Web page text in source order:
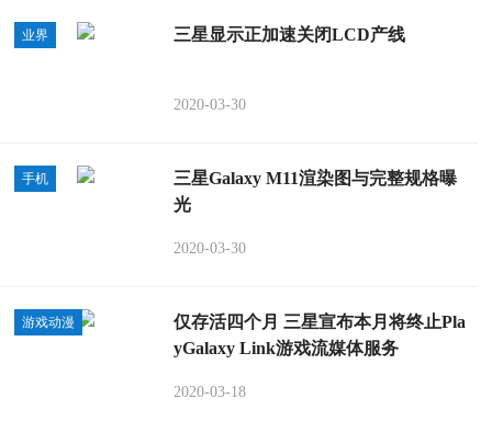
业界 三星显示正加速关闭LCD产线
2020-03-30
手机
三星Galaxy M11渲染图与完整规格曝
光
2020-03-30
游戏动漫
仅存活四个月 三星宣布本月将终止Pla
yGalaxy Link游戏流媒体服务
2020-03-18